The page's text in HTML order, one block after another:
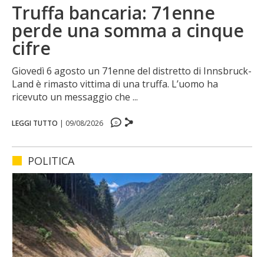
0
Truffa bancaria: 71enne
perde una somma a cinque
cifre
Giovedì 6 agosto un 71enne del distretto di Innsbruck-
Land è rimasto vittima di una truffa. L’uomo ha
ricevuto un messaggio che ...
LEGGI TUTTO | 09/08/2026 0
POLITICA